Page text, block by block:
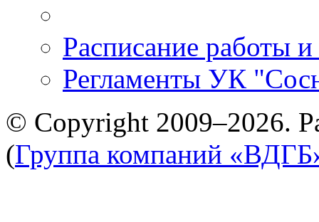
Расписание работы
Регламенты УК
© Copyright 2009–2026.
(Группа компаний